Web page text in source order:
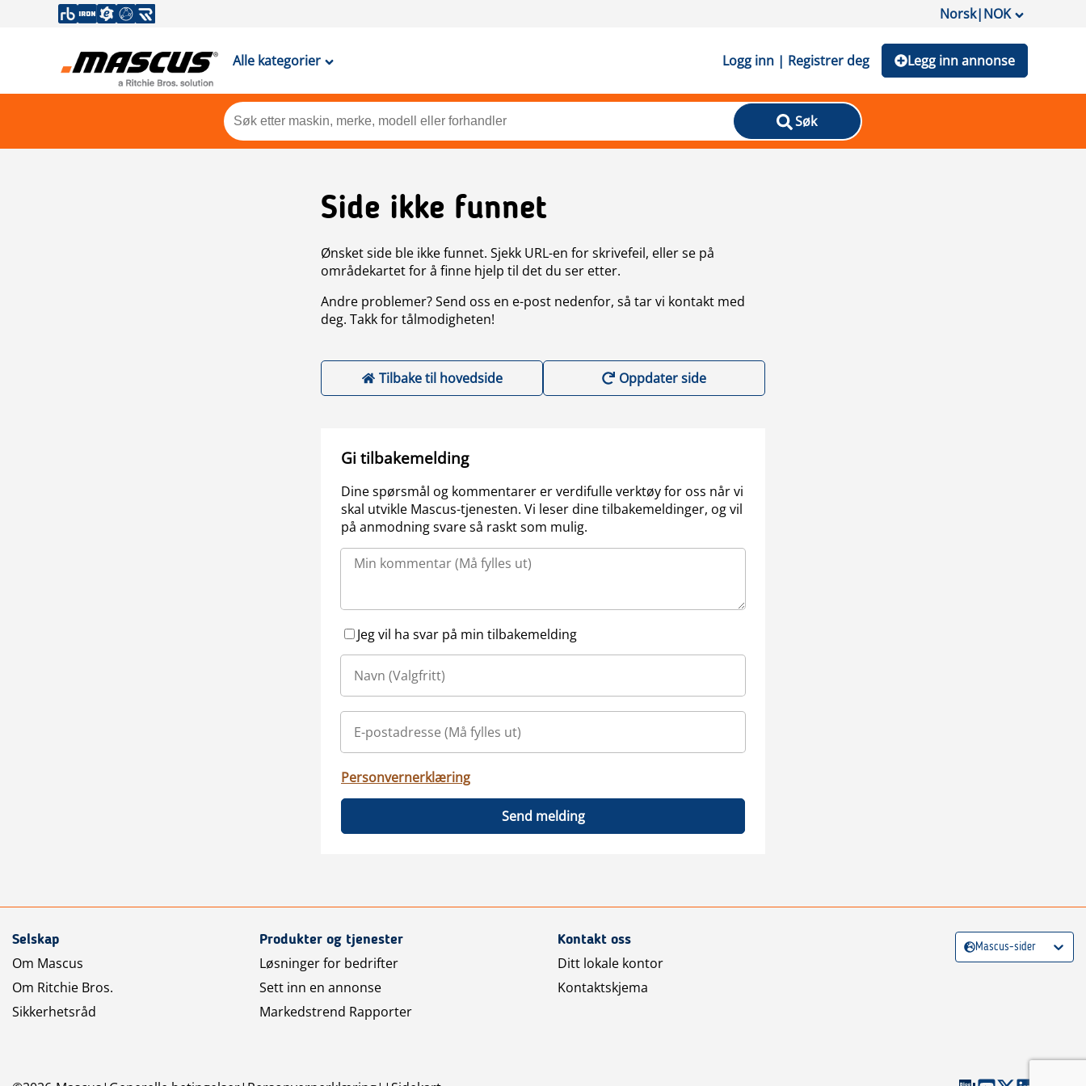
Norsk|NOK
Alle kategorier Logg inn | Registrer deg Legg inn annonse
Søk
Side ikke funnet
Ønsket side ble ikke funnet. Sjekk URL-en for skrivefeil, eller se på
områdekartet for å finne hjelp til det du ser etter.
Andre problemer? Send oss en e-post nedenfor, så tar vi kontakt med
deg. Takk for tålmodigheten!
Tilbake til hovedside Oppdater side
Gi tilbakemelding
Dine spørsmål og kommentarer er verdifulle verktøy for oss når vi
skal utvikle Mascus-tjenesten. Vi leser dine tilbakemeldinger, og vil
på anmodning svare så raskt som mulig.
Jeg vil ha svar på min tilbakemelding
Personvernerklæring
Send melding
Selskap
Om Mascus
Om Ritchie Bros.
Sikkerhetsråd
Produkter og tjenester
Løsninger for bedrifter
Sett inn en annonse
Markedstrend Rapporter
Kontakt oss
Ditt lokale kontor
Kontaktskjema
Mascus-sider